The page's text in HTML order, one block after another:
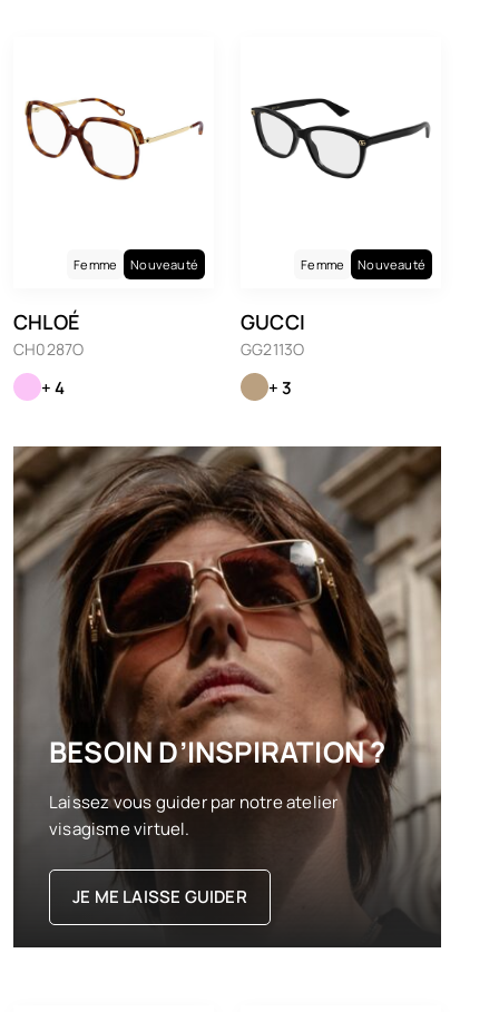
BESOIN D’INSPIRATION ?
Laissez vous guider par notre atelier
visagisme virtuel.
JE ME LAISSE GUIDER
Femme Nouveauté
CHLOÉ
CH0287O
+ 4
Femme Nouveauté
GUCCI
GG2113O
+ 3